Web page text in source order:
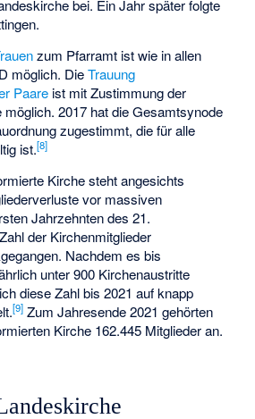
bei. Ein Jahr später folgte
zum Pfarramt ist wie in allen
möglich. DieTrauung
Paare ist mit Zustimmung der
möglich. 2017 hat die Gesamtsynode
zugestimmt, die für alle
ist.[8]
Kirche steht angesichts
vor massiven
Jahrzehnten des 21.
der Kirchenmitglieder
Nachdem es bis
unter 900 Kirchenaustritte
diese Zahl bis 2021 auf knapp
[9] Zum Jahresende 2021 gehörten
Kirche 162.445 Mitglieder an.